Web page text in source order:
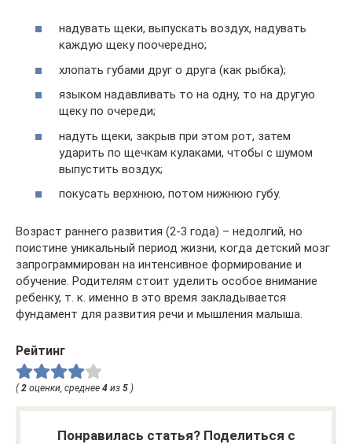
надувать щеки, выпускать воздух, надувать
каждую щеку поочередно;
хлопать губами друг о друга (как рыбка);
языком надавливать то на одну, то на другую
щеку по очереди;
надуть щеки, закрыв при этом рот, затем
ударить по щечкам кулаками, чтобы с шумом
выпустить воздух;
покусать верхнюю, потом нижнюю губу.
Возраст раннего развития (2-3 года) – недолгий, но
поистине уникальный период жизни, когда детский мозг
запрограммирован на интенсивное формирование и
обучение. Родителям стоит уделить особое внимание
ребенку, т. к. именно в это время закладывается
фундамент для развития речи и мышления малыша.
Рейтинг
(2 оценки, среднее 4 из 5 )
Понравилась статья? Поделиться с